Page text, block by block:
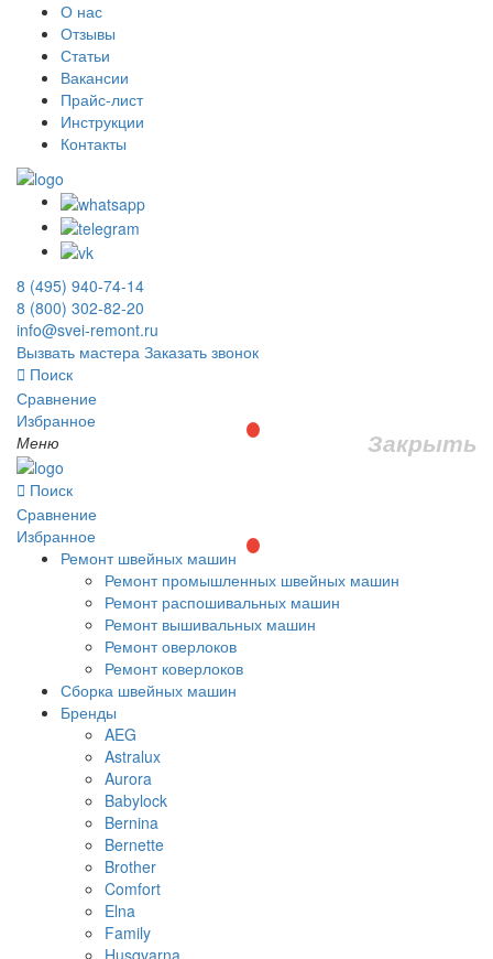
О нас
Отзывы
Статьи
Вакансии
Прайс-лист
Инструкции
Контакты
8 (495) 940-74-14
8 (800) 302-82-20
info@svei-remont.ru
Вызвать мастера Заказать звонок
Поиск
Сравнение
Избранное
Меню
Закрыть
Поиск
Сравнение
Избранное
Ремонт швейных машин
Ремонт промышленных швейных машин
Ремонт распошивальных машин
Ремонт вышивальных машин
Ремонт оверлоков
Ремонт коверлоков
Сборка швейных машин
Бренды
AEG
Astralux
Aurora
Babylock
Bernina
Bernette
Brother
Comfort
Elna
Family
Husqvarna